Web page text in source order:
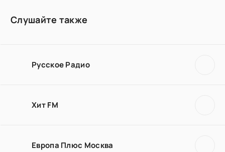
Слушайте также
Русское Радио
Хит FM
Европа Плюс Москва